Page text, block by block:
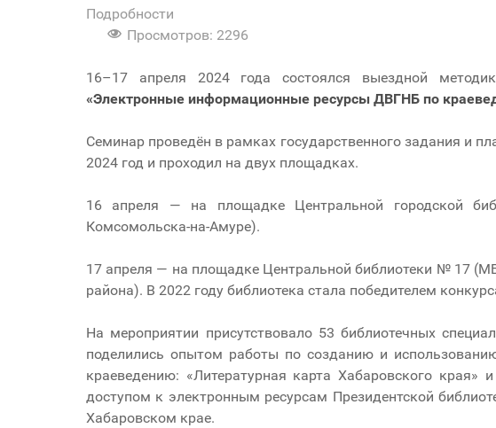
Подробности
Просмотров: 2296
16–17 апреля 2024 года состоялся выездной
«Электронные информационные ресурсы ДВГНБ по
Семинар проведён в рамках государственного задания и
2024 год и проходил на двух площадках.
16 апреля — на площадке Центральной городской
Комсомольска-на-Амуре).
17 апреля — на площадке Центральной библиотеки № 17
района). В 2022 году библиотека стала победителем
На мероприятии присутствовало 53 библиотечных
поделились опытом работы по созданию и
краеведению: «Литературная карта Хабаровского
доступом к электронным ресурсам Президентской
Хабаровском крае.